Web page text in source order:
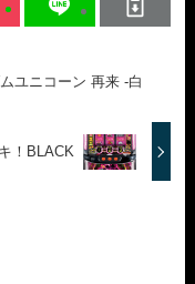
ユニコーン 再来 -白
！BLACK